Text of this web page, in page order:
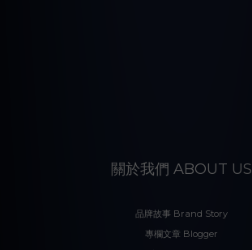
關於我們 ABOUT US
品牌故事 Brand Story
專欄文章 Blogger